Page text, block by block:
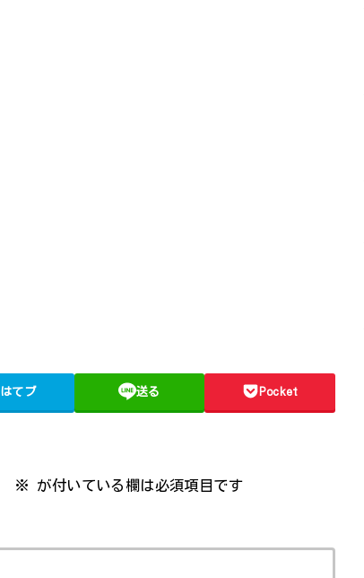
はてブ 送る Pocket
※ が付いている欄は必須項目です